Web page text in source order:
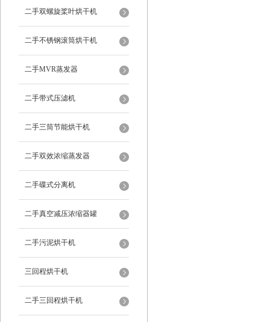
二手双螺旋桨叶烘干机
二手不锈钢滚筒烘干机
二手MVR蒸发器
二手带式压滤机
二手三筒节能烘干机
二手双效浓缩蒸发器
二手碟式分离机
二手真空减压浓缩器罐
二手污泥烘干机
三回程烘干机
二手三回程烘干机